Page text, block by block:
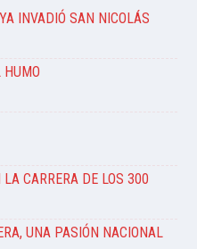
INVADIÓ SAN NICOLÁS
HUMO
CARRERA DE LOS 300
UNA PASIÓN NACIONAL